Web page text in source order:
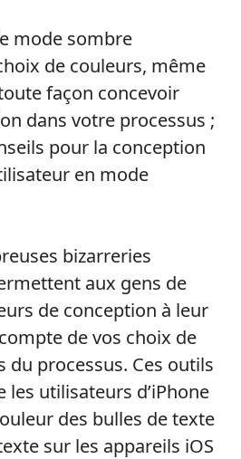
mode sombre
de couleurs, même
façon concevoir
dans votre processus ;
pour la conception
en mode
bizarreries
aux gens de
de conception à leur
de vos choix de
du processus. Ces outils
les utilisateurs d’iPhone
des bulles de texte
sur les appareils iOS